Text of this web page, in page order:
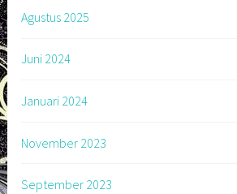
Agustus 2025
Juni 2024
Januari 2024
November 2023
September 2023